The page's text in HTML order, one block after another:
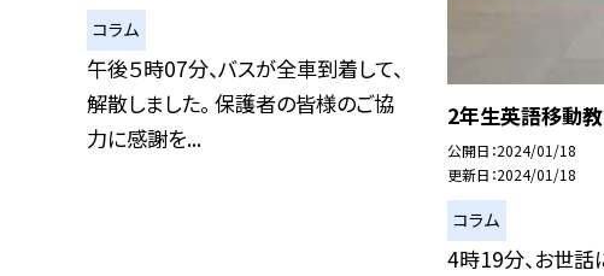
コラム
午後５時07分、バスが全車到着して、
解散しました。 保護者の皆様のご協
力に感謝を...
2年生英語移動
公開日 2024/01/18
更新日 2024/01/18
コラム
4時19分、お世話